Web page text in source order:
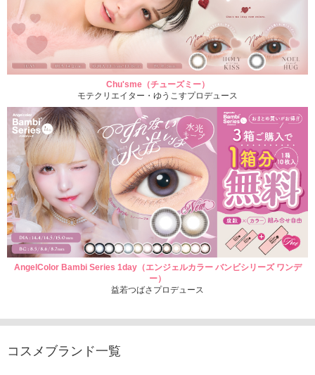
Chu'sme（チューズミー）
モテクリエイター・ゆうこすプロデュース
AngelColor Bambi Series 1day（エンジェルカラー バンビシリーズ ワンデ
ー）
益若つばさプロデュース
コスメブランド一覧